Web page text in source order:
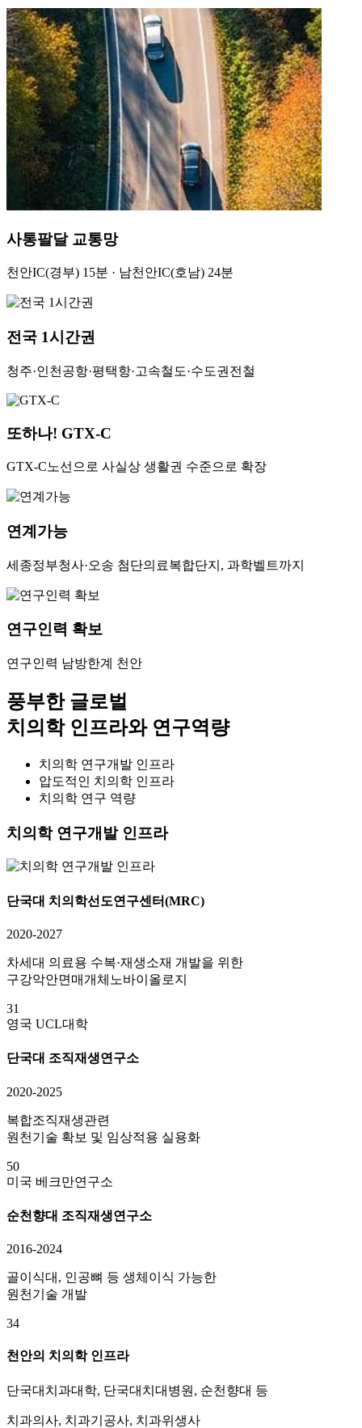
사통팔달 교통망
천안IC(경부) 15분 · 남천안IC(호남) 24분
전국 1시간권
청주·인천공항·평택항·고속철도·수도권전철
또하나! GTX-C
GTX-C노선으로 사실상 생활권 수준으로 확장
연계가능
세종정부청사·오송 첨단의료복합단지, 과학벨트까지
연구인력 확보
연구인력 남방한계 천안
풍부한 글로벌
치의학 인프라와 연구역량
치의학 연구개발 인프라
압도적인 치의학 인프라
치의학 연구 역량
치의학 연구개발 인프라
단국대 치의학선도연구센터(MRC)
2020-2027
차세대 의료용 수복·재생소재 개발을 위한
구강악안면매개체노바이올로지
31
영국 UCL대학
단국대 조직재생연구소
2020-2025
복합조직재생관련
원천기술 확보 및 임상적용 실용화
50
미국 베크만연구소
순천향대 조직재생연구소
2016-2024
골이식대, 인공뼈 등 생체이식 가능한
원천기술 개발
34
천안의 치의학 인프라
단국대치과대학, 단국대치대병원, 순천향대 등
치과의사, 치과기공사, 치과위생사